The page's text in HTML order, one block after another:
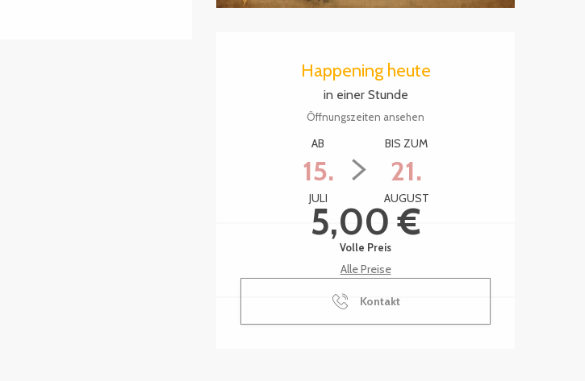
Happening heute
in einer Stunde
Öffnungszeiten ansehen
AB
15.
JULI
BIS ZUM
21.
AUGUST
5,00 €
Volle Preis
Alle Preise
Kontakt